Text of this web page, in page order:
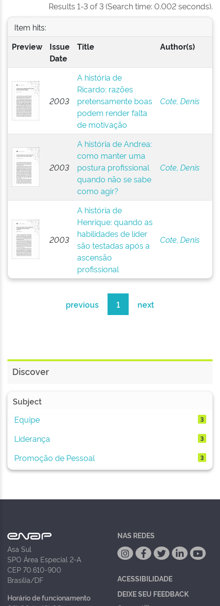
Results 1-3 of 3 (Search time: 0.002 seconds).
Item hits:
Preview
Issue
Date
Title Author(s)
2003
A história de
Ricardo: razões
pretensamente boas
podem render falta
de motivação
Cote, Denis
2003
A história de Andrea:
como manter uma
postura profissional
quando não se sabe
como agir?
Cote, Denis
2003
A história de
Henrique: quando as
habilidades de líder
são testadas após a
ascensão
profissional
Cote, Denis
previous 1 next
Discover
Subject
Equipe
3
Liderança 3
Promoção de Pessoal 3
Asa Sul
SPO Área Especial 2-A
CEP 70.610-900
Brasília/DF
Horário de funcionamento
NAS REDES
ACESSIBILIDADE
DEIXE SEU FEEDBACK